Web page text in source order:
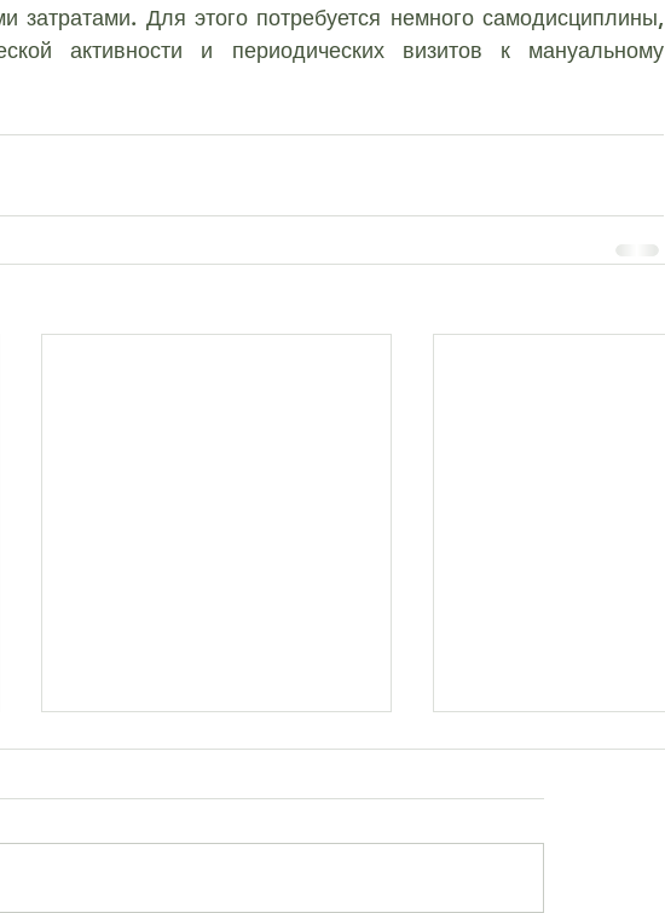
затратами. Для этого потребуется немного самодисциплины,
активности и периодических визитов к мануальному